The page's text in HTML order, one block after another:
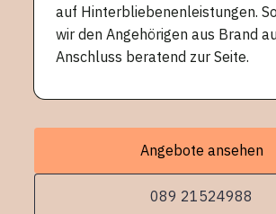
auf Hinterbliebenenleistungen.
wir den Angehörigen aus Brand
Anschluss beratend zur Seite.
Angebote ansehen
089 21524988